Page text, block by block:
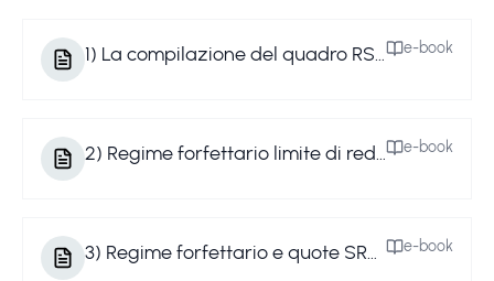
1) La compilazione del quadro RS per i forfettari e-book
2) Regime forfettario limite di reddito da lavoro dipendente e assimilato e-book
3) Regime forfettario e quote SRL: codice ATECO diverso insufficiente e-book